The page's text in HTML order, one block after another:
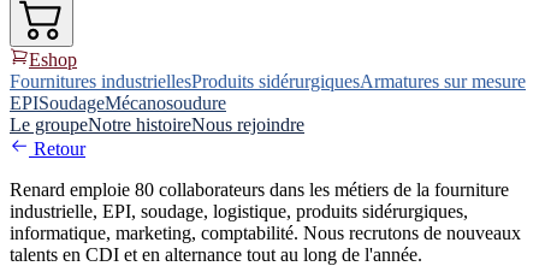
Eshop
Fournitures industriellesProduits sidérurgiquesArmatures sur mesure
EPISoudageMécanosoudure
Le groupeNotre histoireNous rejoindre
Retour
Renard emploie 80 collaborateurs dans les métiers de la fourniture
industrielle, EPI, soudage, logistique, produits sidérurgiques,
informatique, marketing, comptabilité. Nous recrutons de nouveaux
talents en CDI et en alternance tout au long de l'année.